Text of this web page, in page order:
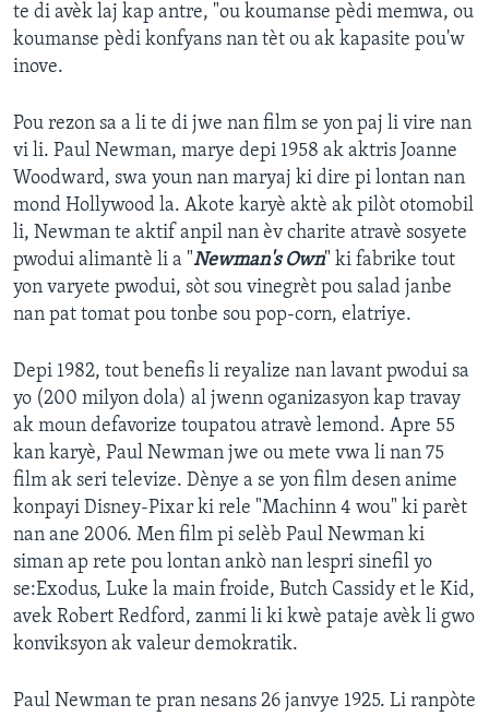
te di avèk laj kap antre, "ou koumanse pèdi memwa, ou
koumanse pèdi konfyans nan tèt ou ak kapasite pou'w
inove.
Pou rezon sa a li te di jwe nan film se yon paj li vire nan
vi li. Paul Newman, marye depi 1958 ak aktris Joanne
Woodward, swa youn nan maryaj ki dire pi lontan nan
mond Hollywood la. Akote karyè aktè ak pilòt otomobil
li, Newman te aktif anpil nan èv charite atravè sosyete
pwodui alimantè li a "Newman's Own" ki fabrike tout
yon varyete pwodui, sòt sou vinegrèt pou salad janbe
nan pat tomat pou tonbe sou pop-corn, elatriye.
Depi 1982, tout benefis li reyalize nan lavant pwodui sa
yo (200 milyon dola) al jwenn oganizasyon kap travay
ak moun defavorize toupatou atravè lemond. Apre 55
kan karyè, Paul Newman jwe ou mete vwa li nan 75
film ak seri televize. Dènye a se yon film desen anime
konpayi Disney-Pixar ki rele "Machinn 4 wou" ki parèt
nan ane 2006. Men film pi selèb Paul Newman ki
siman ap rete pou lontan ankò nan lespri sinefil yo
se:Exodus, Luke la main froide, Butch Cassidy et le Kid,
avek Robert Redford, zanmi li ki kwè pataje avèk li gwo
konviksyon ak valeur demokratik.
Paul Newman te pran nesans 26 janvye 1925. Li ranpòte